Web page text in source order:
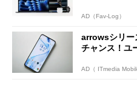
AD（Fav-Log）
arrowsシリー
チャンス！ユ
AD（ ITmedia